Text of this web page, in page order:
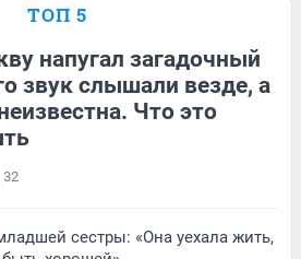
ТОП 5
напугал загадочный
звук слышали везде, а
Что это
32
сестры: «Она уехала жить,